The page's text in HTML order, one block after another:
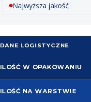
Najwyższa jakość
DANE LOGISTYCZNE
ILOŚĆ W OPAKOWANIU
ILOŚĆ NA WARSTWIE